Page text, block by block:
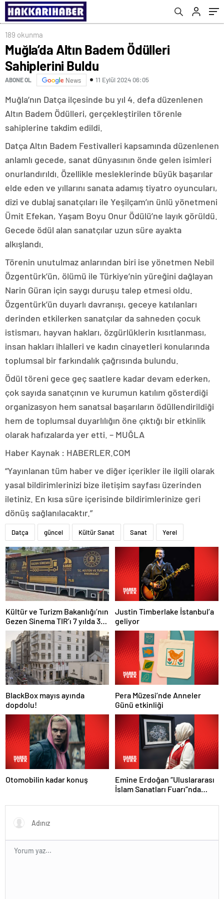
189 okunma
Muğla’da Altın Badem Ödülleri
Sahiplerini Buldu
ABONE OL News 11 Eylül 2024 06:05
Muğla’nın Datça ilçesinde bu yıl 4. defa düzenlenen
Altın Badem Ödülleri, gerçekleştirilen törenle
sahiplerine takdim edildi.
Datça Altın Badem Festivalleri kapsamında düzenlenen
anlamlı gecede, sanat dünyasının önde gelen isimleri
onurlandırıldı. Özellikle mesleklerinde büyük başarılar
elde eden ve yıllarını sanata adamış tiyatro oyuncuları,
dizi ve dublaj sanatçıları ile Yeşilçam’ın ünlü yönetmeni
Ümit Efekan, Yaşam Boyu Onur Ödülü’ne layık görüldü.
Gecede ödül alan sanatçılar uzun süre ayakta
alkışlandı.
Törenin unutulmaz anlarından biri ise yönetmen Nebil
Özgentürk’ün, ölümü ile Türkiye’nin yüreğini dağlayan
Narin Güran için saygı duruşu talep etmesi oldu.
Özgentürk’ün duyarlı davranışı, geceye katılanları
derinden etkilerken sanatçılar da sahneden çocuk
istismarı, hayvan hakları, özgürlüklerin kısıtlanması,
insan hakları ihlalleri ve kadın cinayetleri konularında
toplumsal bir farkındalık çağrısında bulundu.
Ödül töreni gece geç saatlere kadar devam ederken,
çok sayıda sanatçının ve kurumun katılım gösterdiği
organizasyon hem sanatsal başarıların ödüllendirildiği
hem de toplumsal duyarlılığın öne çıktığı bir etkinlik
olarak hafızalarda yer etti. – MUĞLA
Haber Kaynak : HABERLER.COM
“Yayınlanan tüm haber ve diğer içerikler ile ilgili olarak
yasal bildirimlerinizi bize iletişim sayfası üzerinden
iletiniz. En kısa süre içerisinde bildirimlerinize geri
dönüş sağlanılacaktır.”
Datça güncel Kültür Sanat Sanat Yerel
Kültür ve Turizm Bakanlığı’nın
Gezen Sinema TIR’ı 7 yılda 358
ilçeye ulaştı
Justin Timberlake İstanbul’a
geliyor
BlackBox mayıs ayında
dopdolu!
Pera Müzesi’nde Anneler
Günü etkinliği
Otomobilin kadar konuş
Emine Erdoğan “Uluslararası
İslam Sanatları Fuarı”nda